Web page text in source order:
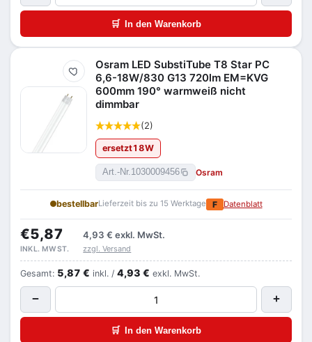
🛒 In den Warenkorb
Merken
Osram LED SubstiTube T8 Star PC
6,6-18W/830 G13 720lm EM=KVG
600mm 190° warmweiß nicht
dimmbar
(2)
ersetzt18W
Art.-Nr.1030009456 Osram
bestellbarLieferzeit bis zu 15 Werktage F Datenblatt
€5,87 4,93 € exkl. MwSt.
INKL. MWST. zzgl. Versand
Gesamt: 5,87 € inkl. / 4,93 € exkl. MwSt.
− +
🛒 In den Warenkorb